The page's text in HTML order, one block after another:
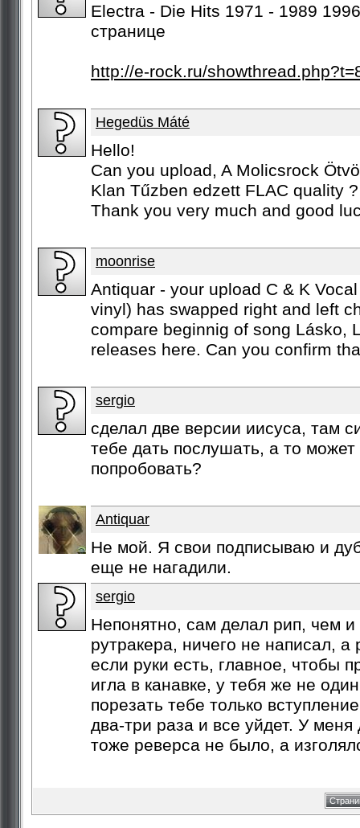
Electra - Die Hits 1971 - 1989
странице
http://e-rock.ru/
Hegedüs Máté
Hello!
Can you upload, A Molicsrock
Klan Tűzben edzett FLAC quality ?
Thank you very much and good
moonrise
Antiquar - your upload C & K
vinyl) has swapped right and left
compare beginnig of song Lásko,
releases here. Can you confirm
sergio
сделал две версии иисуса, там
тебе дать послушать, а то
попробовать?
Antiquar
Не мой. Я свои подписываю и
еще не нагадили.
sergio
Непонятно, сам делал рип, чем и
рутракера, ничего не написал, а
если руки есть, главное, чтобы
игла в канавке, у тебя же не
порезать тебе только
два-три раза и все уйдет. У
тоже реверса не было, а